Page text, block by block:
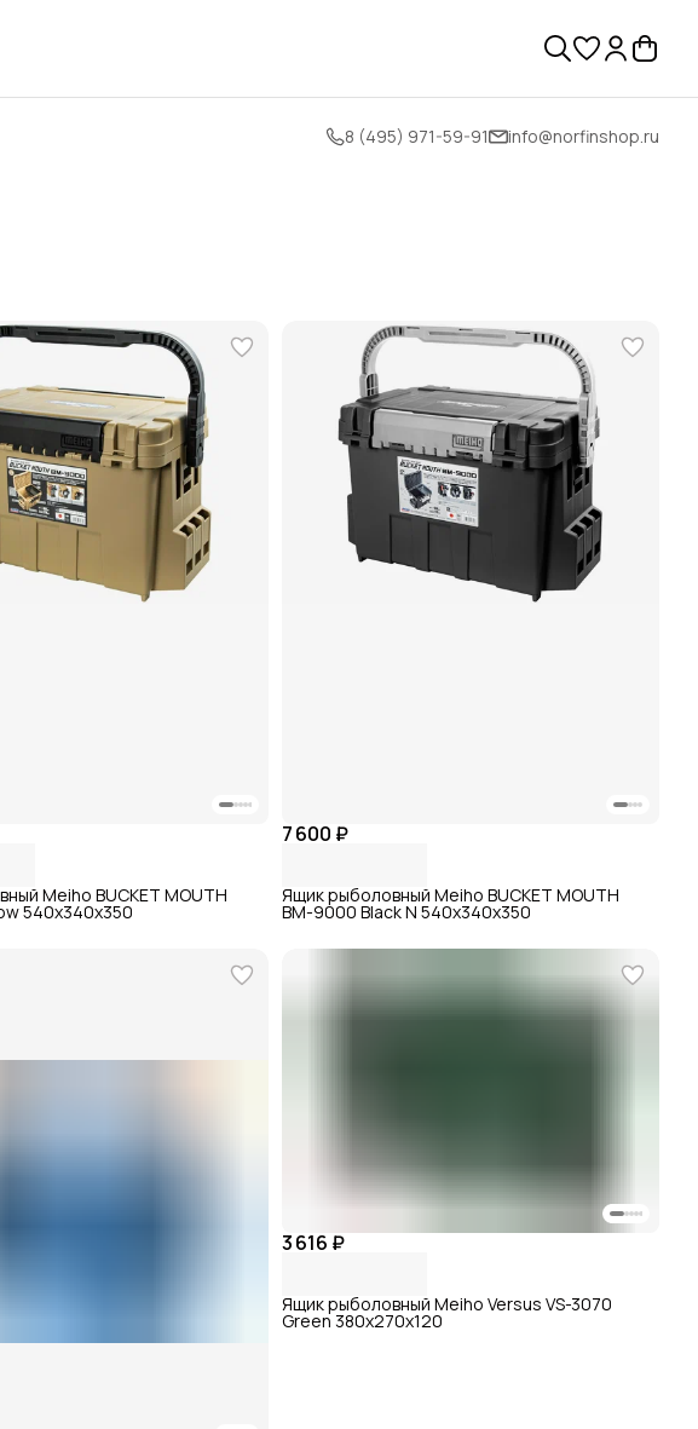
8 (495) 971-59-91 info@norfinshop.ru
Meiho BUCKET MOUTH
540x340x350
7 600 ₽
Ящик рыболовный Meiho BUCKET MOUTH
BM-9000 Black N 540x340x350
3 616 ₽
Ящик рыболовный Meiho Versus VS-3070
Green 380x270x120